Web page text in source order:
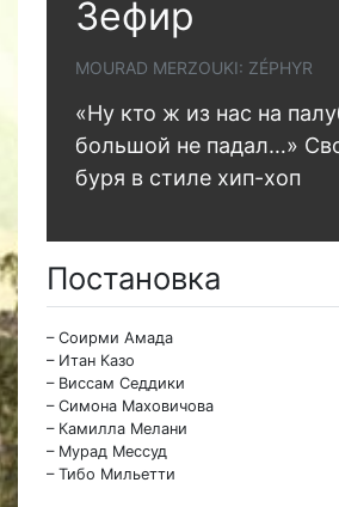
Зефир
MOURAD MERZOUKI: ZÉPHYR
«Ну кто ж из нас на
большой не падал…»
буря в стиле хип-хоп
Постановка
– Соирми Амада
– Итан Казо
– Виссам Седдики
– Симона Маховичова
– Камилла Мелани
– Мурад Мессуд
– Тибо Мильетти